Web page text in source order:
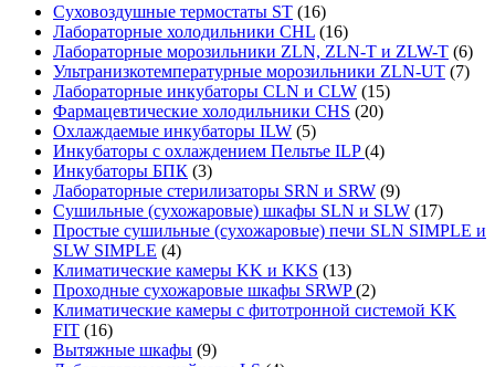
Суховоздушные термостаты ST (16)
Лабораторные холодильники CHL (16)
Лабораторные морозильники ZLN, ZLN-T и ZLW-T (6)
Ультранизкотемпературные морозильники ZLN-UT (7)
Лабораторные инкубаторы CLN и CLW (15)
Фармацевтические холодильники CHS (20)
Охлаждаемые инкубаторы ILW (5)
Инкубаторы с охлаждением Пельтье ILP(4)
Инкубаторы БПК (3)
Лабораторные стерилизаторы SRN и SRW (9)
Сушильные (сухожаровые) шкафы SLN и SLW (17)
Простые сушильные (сухожаровые) печи SLN SIMPLE и
SLW SIMPLE (4)
Климатические камеры KK и KKS (13)
Проходные сухожаровые шкафы SRWP(2)
Климатические камеры с фитотронной системой KK
FIT (16)
Вытяжные шкафы (9)